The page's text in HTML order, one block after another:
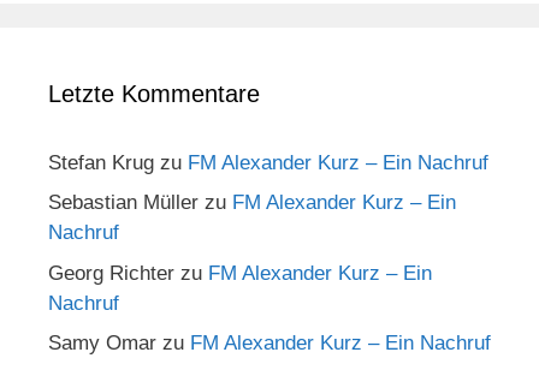
Letzte Kommentare
Stefan Krug zu FM Alexander Kurz – Ein Nachruf
Sebastian Müller zu FM Alexander Kurz – Ein
Nachruf
Georg Richter zu FM Alexander Kurz – Ein
Nachruf
Samy Omar zu FM Alexander Kurz – Ein Nachruf